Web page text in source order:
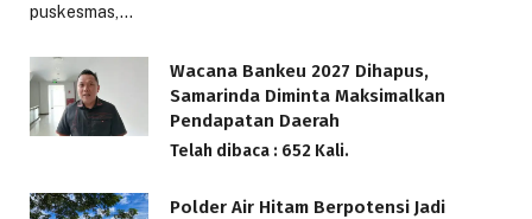
puskesmas,…
Wacana Bankeu 2027 Dihapus,
Samarinda Diminta Maksimalkan
Pendapatan Daerah
Telah dibaca : 652 Kali.
Polder Air Hitam Berpotensi Jadi